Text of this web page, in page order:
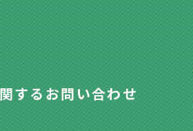
するお問い合わせ